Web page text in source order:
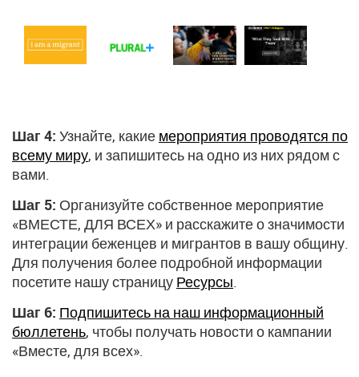
Шаг 4: Узнайте, какие мероприятия проводятся по
всему миру, и запишитесь на одно из них рядом с
вами.
Шаг 5: Организуйте собственное мероприятие
«ВМЕСТЕ, ДЛЯ ВСЕХ» и расскажите о значимости
интеграции беженцев и мигрантов в вашу общину.
Для получения более подробной информации
посетите нашу страницу Ресурсы.
Шаг 6: Подпишитесь на наш информационный
бюллетень, чтобы получать новости о кампании
«Вместе, для всех».